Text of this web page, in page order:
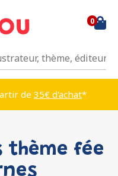
0
de 35€ d'achat*
thème fée